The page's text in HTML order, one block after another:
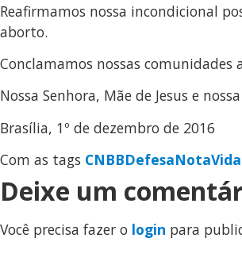
Reafirmamos nossa incondicional
aborto.
Conclamamos nossas
Nossa Senhora, Mãe de Jesus e
Brasília, 1º de dezembro de 2016
Com as tags CNBBDefesaNotaVida
Deixe um
Você precisa fazer o login para